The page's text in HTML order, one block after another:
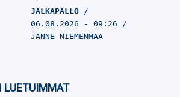
JALKAPALLO
06.08.2026 - 09:26
JANNE NIEMENMAA
LUETUIMMAT